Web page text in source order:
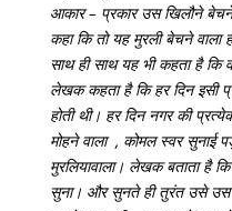
आकार – प्रकार उस खिलौने
कहा कि तो यह मुरली बेचने वाला
साथ ही साथ यह भी कहता है कि
लेखक कहता है कि हर दिन इसी
होती थी। हर दिन नगर की
मोहने वाला , कोमल स्वर सुनाई
मुरलियावाला। लेखक बताता है
सुना। और सुनते ही तुरंत उसे